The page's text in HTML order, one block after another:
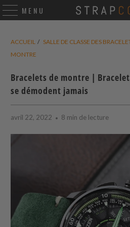
MENU
ACCUEIL / SALLE DE CLASSE DES
MONTRE
Bracelets de montre |
se démodent jamais
avril 22, 2022 8 min de lecture